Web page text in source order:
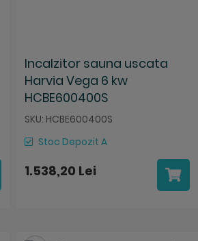
Incalzitor sauna uscata
Harvia Vega 6 kw
HCBE600400S
SKU: HCBE600400S
Stoc Depozit A
1.538,20 Lei